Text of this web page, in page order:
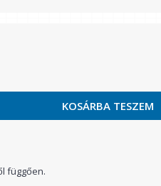
KOSÁRBA TESZEM
függően.